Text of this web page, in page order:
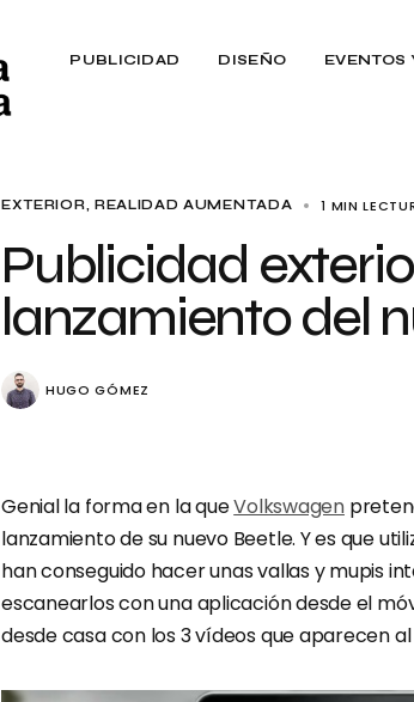
PUBLICIDAD DISEÑO EVENTOS
EXTERIOR REALIDAD AUMENTADA 1 MIN
Publicidad
lanzamiento del
HUGO GÓMEZ
Genial la forma en la queVolkswagen
lanzamiento de su nuevo Beetle. Y es que
han conseguido hacer unas vallas y mupis
escanearlos con una aplicación desde el
desde casa con los 3 vídeos que aparecen